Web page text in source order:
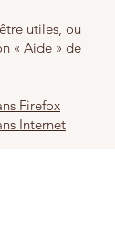
utiles, ou
« Aide » de
Firefox
Internet